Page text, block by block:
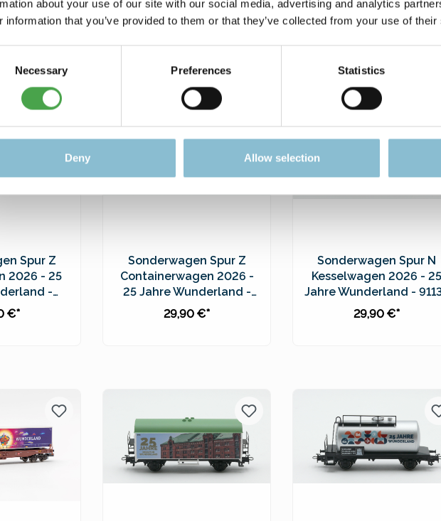
about your use of our site with our social media, advertising and analytics
information that you’ve provided to them or that they’ve collected from your use of
Necessary Preferences Statistics
Deny Allow selection
Signiert
€*
zzgl.
Limitiert
39,90 €*
Preise inkl. MwSt. zzgl.
Versandkosten
In den Warenkorb
Wunderland" -
handsigniert
49,90 €*
Preise inkl. MwSt. zzgl.
Versandkosten
In den Warenkorb
Spur Z
2026 - 25
-
€*
Sonderwagen Spur Z
Containerwagen 2026 -
25 Jahre Wunderland -
98214
29,90 €*
Sonderwagen Spur N
Kesselwagen 2026 - 25
Jahre Wunderland -
29,90 €*